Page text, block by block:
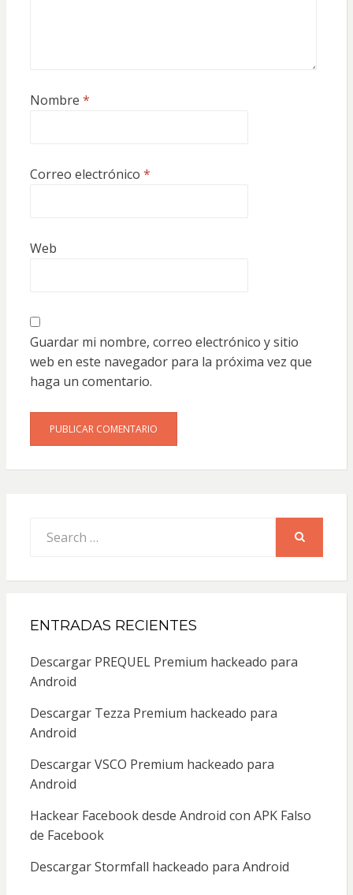
Nombre *
Correo electrónico *
Web
Guardar mi nombre, correo electrónico y sitio
web en este navegador para la próxima vez que
haga un comentario.
for:
ENTRADAS RECIENTES
Descargar PREQUEL Premium hackeado para
Android
Descargar Tezza Premium hackeado para
Android
Descargar VSCO Premium hackeado para
Android
Hackear Facebook desde Android con APK Falso
de Facebook
Descargar Stormfall hackeado para Android